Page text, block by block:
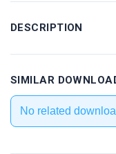
DESCRIPTION
SIMILAR
No related